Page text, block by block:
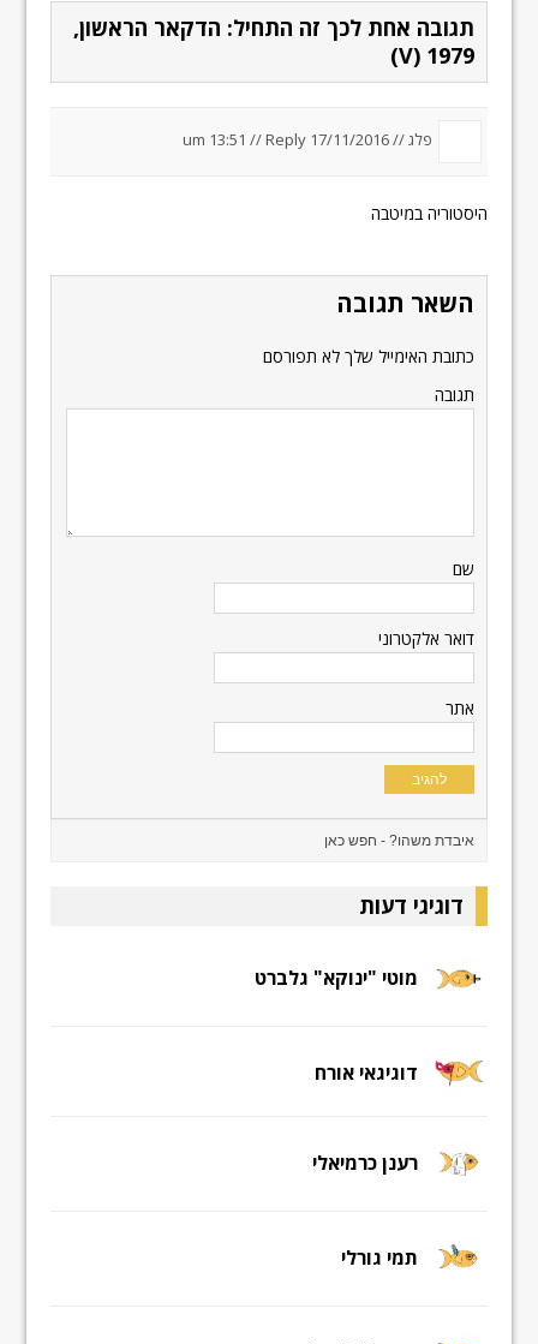
תגובה אחת לכך זה התחיל: הדקאר הראשון,
1979 (V)
פלג //17/11/2016 um 13:51
//Reply
היסטוריה במיטבה
השאר תגובה
כתובת האימייל שלך לא תפורסם
תגובה
שם
דואר אלקטרוני
אתר
דוגיגי דעות
מוטי "ינוקא" גלברט
דוגיגאי אורח
רענן כרמיאלי
תמי גורלי